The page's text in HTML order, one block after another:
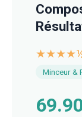
Minceur &